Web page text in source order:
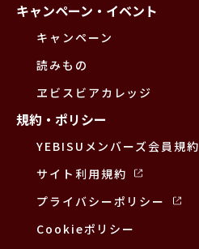
キャンペーン・イベント
キャンペーン
読みもの
ヱビスビアカレッジ
規約・ポリシー
YEBISUメンバーズ会員規約
サイト利用規約
プライバシーポリシー
Cookieポリシー